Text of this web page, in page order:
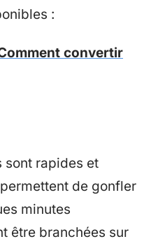
:
convertir
sont rapides et
de gonfler
minutes
être branchées sur